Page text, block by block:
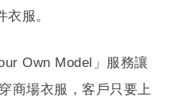
服。
Own Model」服務讓
商場衣服，客戶只要上